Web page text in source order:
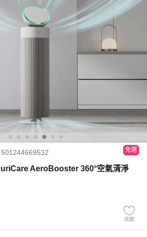
免運
AeroBooster 360°空氣清淨
收藏